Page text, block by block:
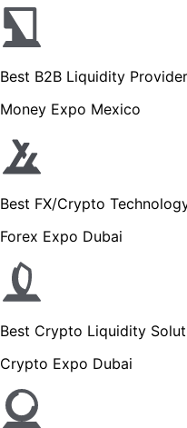
Best B2B Liquidity Provider
Money Expo Mexico
Best FX/Crypto
Forex Expo Dubai
Best Crypto Liquidity
Crypto Expo Dubai